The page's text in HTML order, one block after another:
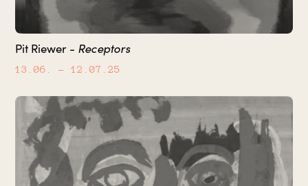
Pit Riewer - Receptors
13.06. – 12.07.25